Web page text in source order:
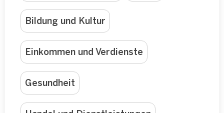
Bildung und Kultur
Einkommen und Verdienste
Gesundheit